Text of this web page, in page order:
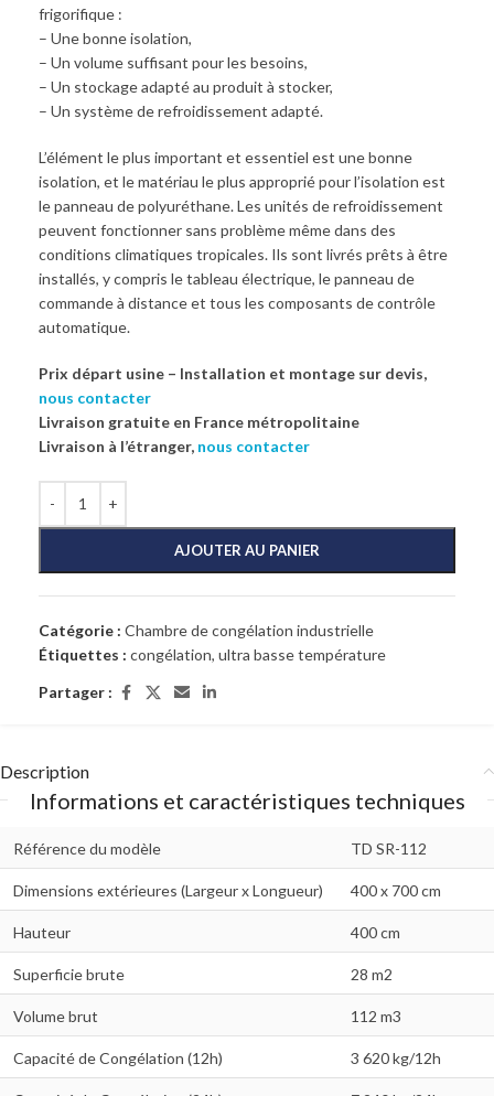
frigorifique :
– Une bonne isolation,
– Un volume suffisant pour les besoins,
– Un stockage adapté au produit à stocker,
– Un système de refroidissement adapté.
L’élément le plus important et essentiel est une bonne
isolation, et le matériau le plus approprié pour l’isolation est
le panneau de polyuréthane. Les unités de refroidissement
peuvent fonctionner sans problème même dans des
conditions climatiques tropicales. Ils sont livrés prêts à être
installés, y compris le tableau électrique, le panneau de
commande à distance et tous les composants de contrôle
automatique.
Prix départ usine – Installation et montage sur devis,
nous contacter
Livraison gratuite en France métropolitaine
Livraison à l’étranger, nous contacter
AJOUTER AU PANIER
Catégorie : Chambre de congélation industrielle
Étiquettes : congélation, ultra basse température
Partager :
Description
Informations et caractéristiques techniques
Référence du modèle TD SR-112
Dimensions extérieures (Largeur x Longueur) 400 x 700 cm
Hauteur 400 cm
Superficie brute 28 m2
Volume brut 112 m3
Capacité de Congélation (12h) 3 620 kg/12h